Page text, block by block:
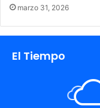
marzo 31, 2026
El Tiempo